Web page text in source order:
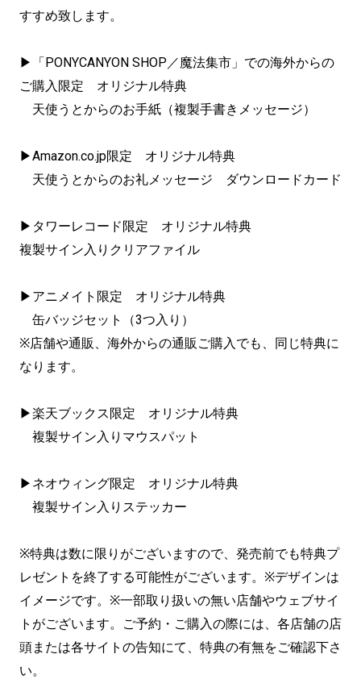
すすめ致します。
▶「PONYCANYON SHOP／魔法集市」での海外からの
ご購入限定 オリジナル特典
天使うとからのお手紙（複製手書きメッセージ）
▶Amazon.co.jp限定 オリジナル特典
天使うとからのお礼メッセージ ダウンロードカード
▶タワーレコード限定 オリジナル特典
複製サイン入りクリアファイル
▶アニメイト限定 オリジナル特典
缶バッジセット（3つ入り）
※店舗や通販、海外からの通販ご購入でも、同じ特典に
なります。
▶楽天ブックス限定 オリジナル特典
複製サイン入りマウスパット
▶ネオウィング限定 オリジナル特典
複製サイン入りステッカー
※特典は数に限りがございますので、発売前でも特典プ
レゼントを終了する可能性がございます。※デザインは
イメージです。※一部取り扱いの無い店舗やウェブサイ
トがございます。ご予約・ご購入の際には、各店舗の店
頭または各サイトの告知にて、特典の有無をご確認下さ
い。